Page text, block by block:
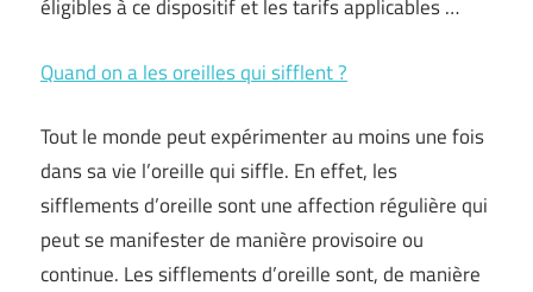
éligibles à ce dispositif et les tarifs applicables …
Quand on a les oreilles qui sifflent ?
Tout le monde peut expérimenter au moins une fois
dans sa vie l’oreille qui siffle. En effet, les
sifflements d’oreille sont une affection régulière qui
peut se manifester de manière provisoire ou
continue. Les sifflements d’oreille sont, de manière